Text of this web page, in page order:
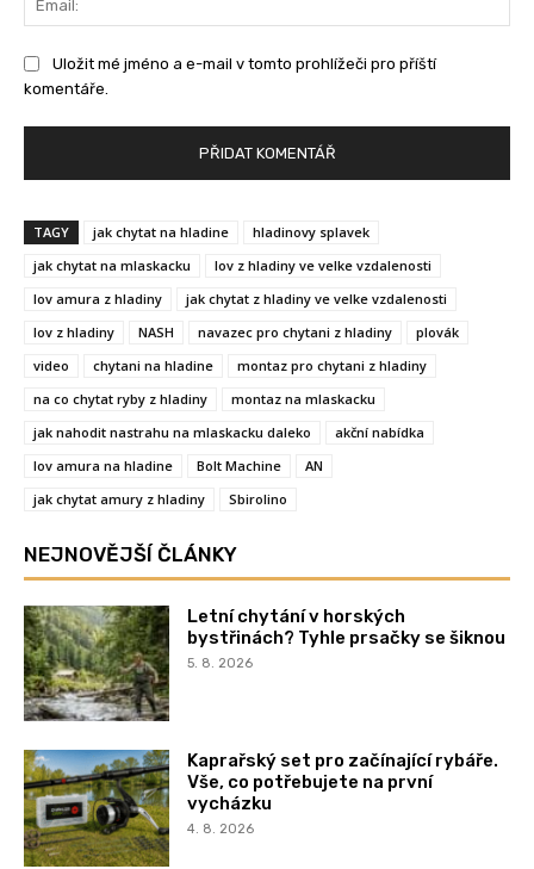
Uložit mé jméno a e-mail v tomto prohlížeči pro příští
komentáře.
TAGY jak chytat na hladine
hladinovy splavek
jak chytat na mlaskacku
lov z hladiny ve velke vzdalenosti
lov amura z hladiny
jak chytat z hladiny ve velke vzdalenosti
lov z hladiny
NASH navazec pro chytani z hladiny
plovák
video
chytani na hladine
montaz pro chytani z hladiny
na co chytat ryby z hladiny
montaz na mlaskacku
jak nahodit nastrahu na mlaskacku daleko
akční nabídka
lov amura na hladine
Bolt Machine
AN
jak chytat amury z hladiny
Sbirolino
NEJNOVĚJŠÍ ČLÁNKY
Letní chytání v horských
bystřinách? Tyhle prsačky se šiknou
5. 8. 2026
Kaprařský set pro začínající rybáře.
Vše, co potřebujete na první
vycházku
4. 8. 2026